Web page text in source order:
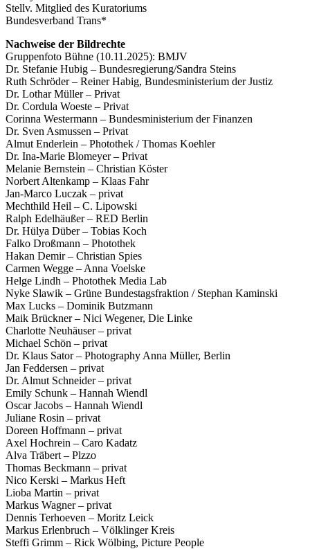
Stellv. Mitglied des Kuratoriums
Bundesverband Trans*
Nachweise der Bildrechte
Gruppenfoto Bühne (10.11.2025): BMJV
Dr. Stefanie Hubig – Bundesregierung/Sandra Steins
Ruth Schröder – Reiner Habig, Bundesministerium der Justiz
Dr. Lothar Müller – Privat
Dr. Cordula Woeste – Privat
Corinna Westermann – Bundesministerium der Finanzen
Dr. Sven Asmussen – Privat
Almut Enderlein – Photothek / Thomas Koehler
Dr. Ina-Marie Blomeyer – Privat
Melanie Bernstein – Christian Köster
Norbert Altenkamp – Klaas Fahr
Jan-Marco Luczak – privat
Mechthild Heil – C. Lipowski
Ralph Edelhäußer – RED Berlin
Dr. Hülya Düber – Tobias Koch
Falko Droßmann – Photothek
Hakan Demir – Christian Spies
Carmen Wegge – Anna Voelske
Helge Lindh – Photothek Media Lab
Nyke Slawik – Grüne Bundestagsfraktion / Stephan Kaminski
Max Lucks – Dominik Butzmann
Maik Brückner – Nici Wegener, Die Linke
Charlotte Neuhäuser – privat
Michael Schön – privat
Dr. Klaus Sator – Photography Anna Müller, Berlin
Jan Feddersen – privat
Dr. Almut Schneider – privat
Emily Schunk – Hannah Wiendl
Oscar Jacobs – Hannah Wiendl
Juliane Rosin – privat
Doreen Hoffmann – privat
Axel Hochrein – Caro Kadatz
Alva Träbert – Plzzo
Thomas Beckmann – privat
Nico Kerski – Markus Heft
Lioba Martin – privat
Markus Wagner – privat
Dennis Terhoeven – Moritz Leick
Markus Erlenbruch – Völklinger Kreis
Steffi Grimm – Rick Wölbing, Picture People